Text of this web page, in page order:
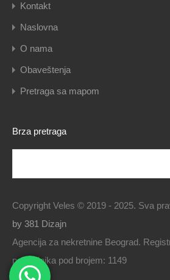
Kontakt
Naslovna
O nama
Obaveštenja
Pretraga sa mapom
Brza pretraga
Copyright Veles © 2019 - 2025. Sva
by 381 Dizajn
Agencija za nekretnine Beograd.
posrednika pod brojem: 1149